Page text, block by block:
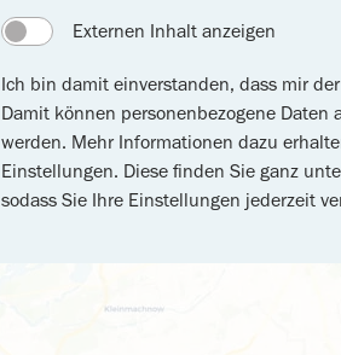
Externen Inhalt anzeigen
Ich bin damit einverstanden, dass mir
Damit können personenbezogene
werden. Mehr Informationen dazu
Einstellungen. Diese finden Sie ganz
sodass Sie Ihre Einstellungen jederzeit